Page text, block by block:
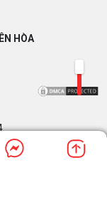
HÒA​